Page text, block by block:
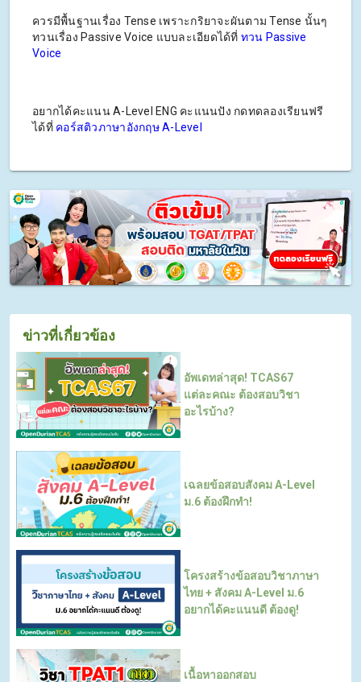
ควรมีพื้นฐานเรื่อง Tense เพราะกริยาจะผันตาม Tense นั้นๆ
ทวนเรื่อง Passive Voice แบบละเอียดได้ที่ ทวน Passive
Voice
อยากได้คะแนน A-Level ENG คะแนนปัง กดทดลองเรียนฟรี
ได้ที่ คอร์สติวภาษาอังกฤษ A-Level
ข่าวที่เกี่ยวข้อง
อัพเดทล่าสุด! TCAS67
แต่ละคณะ ต้องสอบวิชา
อะไรบ้าง?
เฉลยข้อสอบสังคม A-Level
ม.6 ต้องฝึกทำ!
โครงสร้างข้อสอบวิชาภาษา
ไทย + สังคม A-Level ม.6
อยากได้คะแนนดี ต้องดู!
เนื้อหาออกสอบ